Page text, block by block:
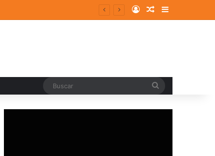
y consolidados Log InRandom Article
Sidebar